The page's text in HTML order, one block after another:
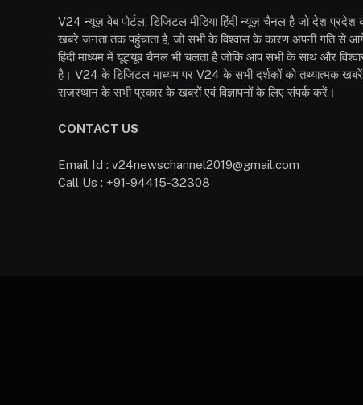
V24 न्यूज़ वेब पोर्टल, डिजिटल मीडिया हिंदी न्यूज़ चैनल है जो देश प्रदेश
खबरे जनता तक पहुंचाता है, जो सभी के विश्वास के कारण अपनी गति से
हिंदी माध्यम में यूट्यूब चैनल भी चलता है जोकि आप सभी के साथ और
है। V24 के डिजिटल माध्यम पर V24 के सभी दर्शकों को तथ्यात्मक
राजस्थान के सभी प्रकार के खबरों एवं विज्ञापनों के लिए संपर्क करें।
CONTACT US
Email Id : v24newschannel2019@gmail.com
Call Us : +91-94415-32308